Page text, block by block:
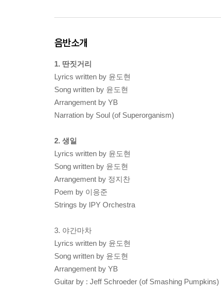
음반소개
1. 딴짓거리
Lyrics written by 윤도현
Song written by 윤도현
Arrangement by YB
Narration by Soul (of Superorganism)
2. 생일
Lyrics written by 윤도현
Song written by 윤도현
Arrangement by 정지찬
Poem by 이응준
Strings by IPY Orchestra
3. 야간마차
Lyrics written by 윤도현
Song written by 윤도현
Arrangement by YB
Guitar by : Jeff Schroeder (of Smashing Pumpkins)